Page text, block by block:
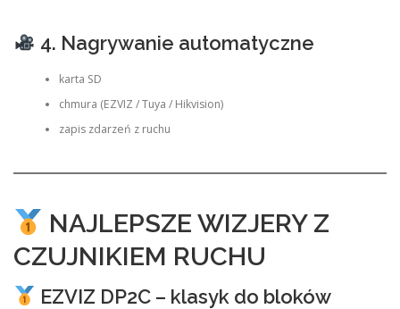
4. Nagrywanie automatyczne
karta SD
chmura (EZVIZ / Tuya / Hikvision)
zapis zdarzeń z ruchu
NAJLEPSZE WIZJERY Z
CZUJNIKIEM RUCHU
EZVIZ DP2C – klasyk do bloków